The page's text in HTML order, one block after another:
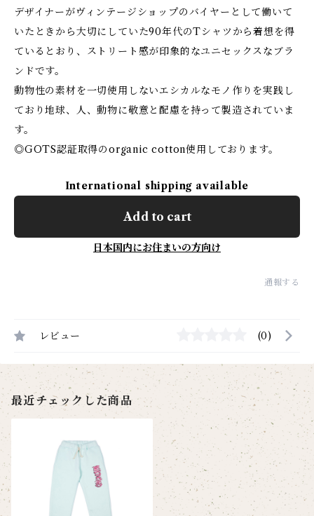
デザイナーがヴィンテージショップのバイヤーとして働いて
いたときから大切にしていた90年代のTシャツから着想を得
ているとおり、ストリート感が印象的なユニセックスなブラ
ンドです。
動物性の素材を一切使用しないエシカルなモノ作りを実践し
ており地球、人、動物に敬意と配慮を持って製造されていま
す。
◎GOTS認証取得のorganic cotton使用しております。
International shipping available
Add to cart
日本国内にお住まいの方向け
通報する
レビュー (0)
最近チェックした商品